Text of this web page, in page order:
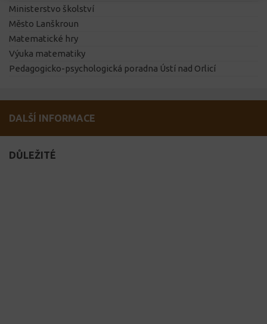
Ministerstvo školství
Město Lanškroun
Matematické hry
Výuka matematiky
Pedagogicko-psychologická poradna Ústí nad Orlicí
DALŠÍ INFORMACE
DŮLEŽITÉ